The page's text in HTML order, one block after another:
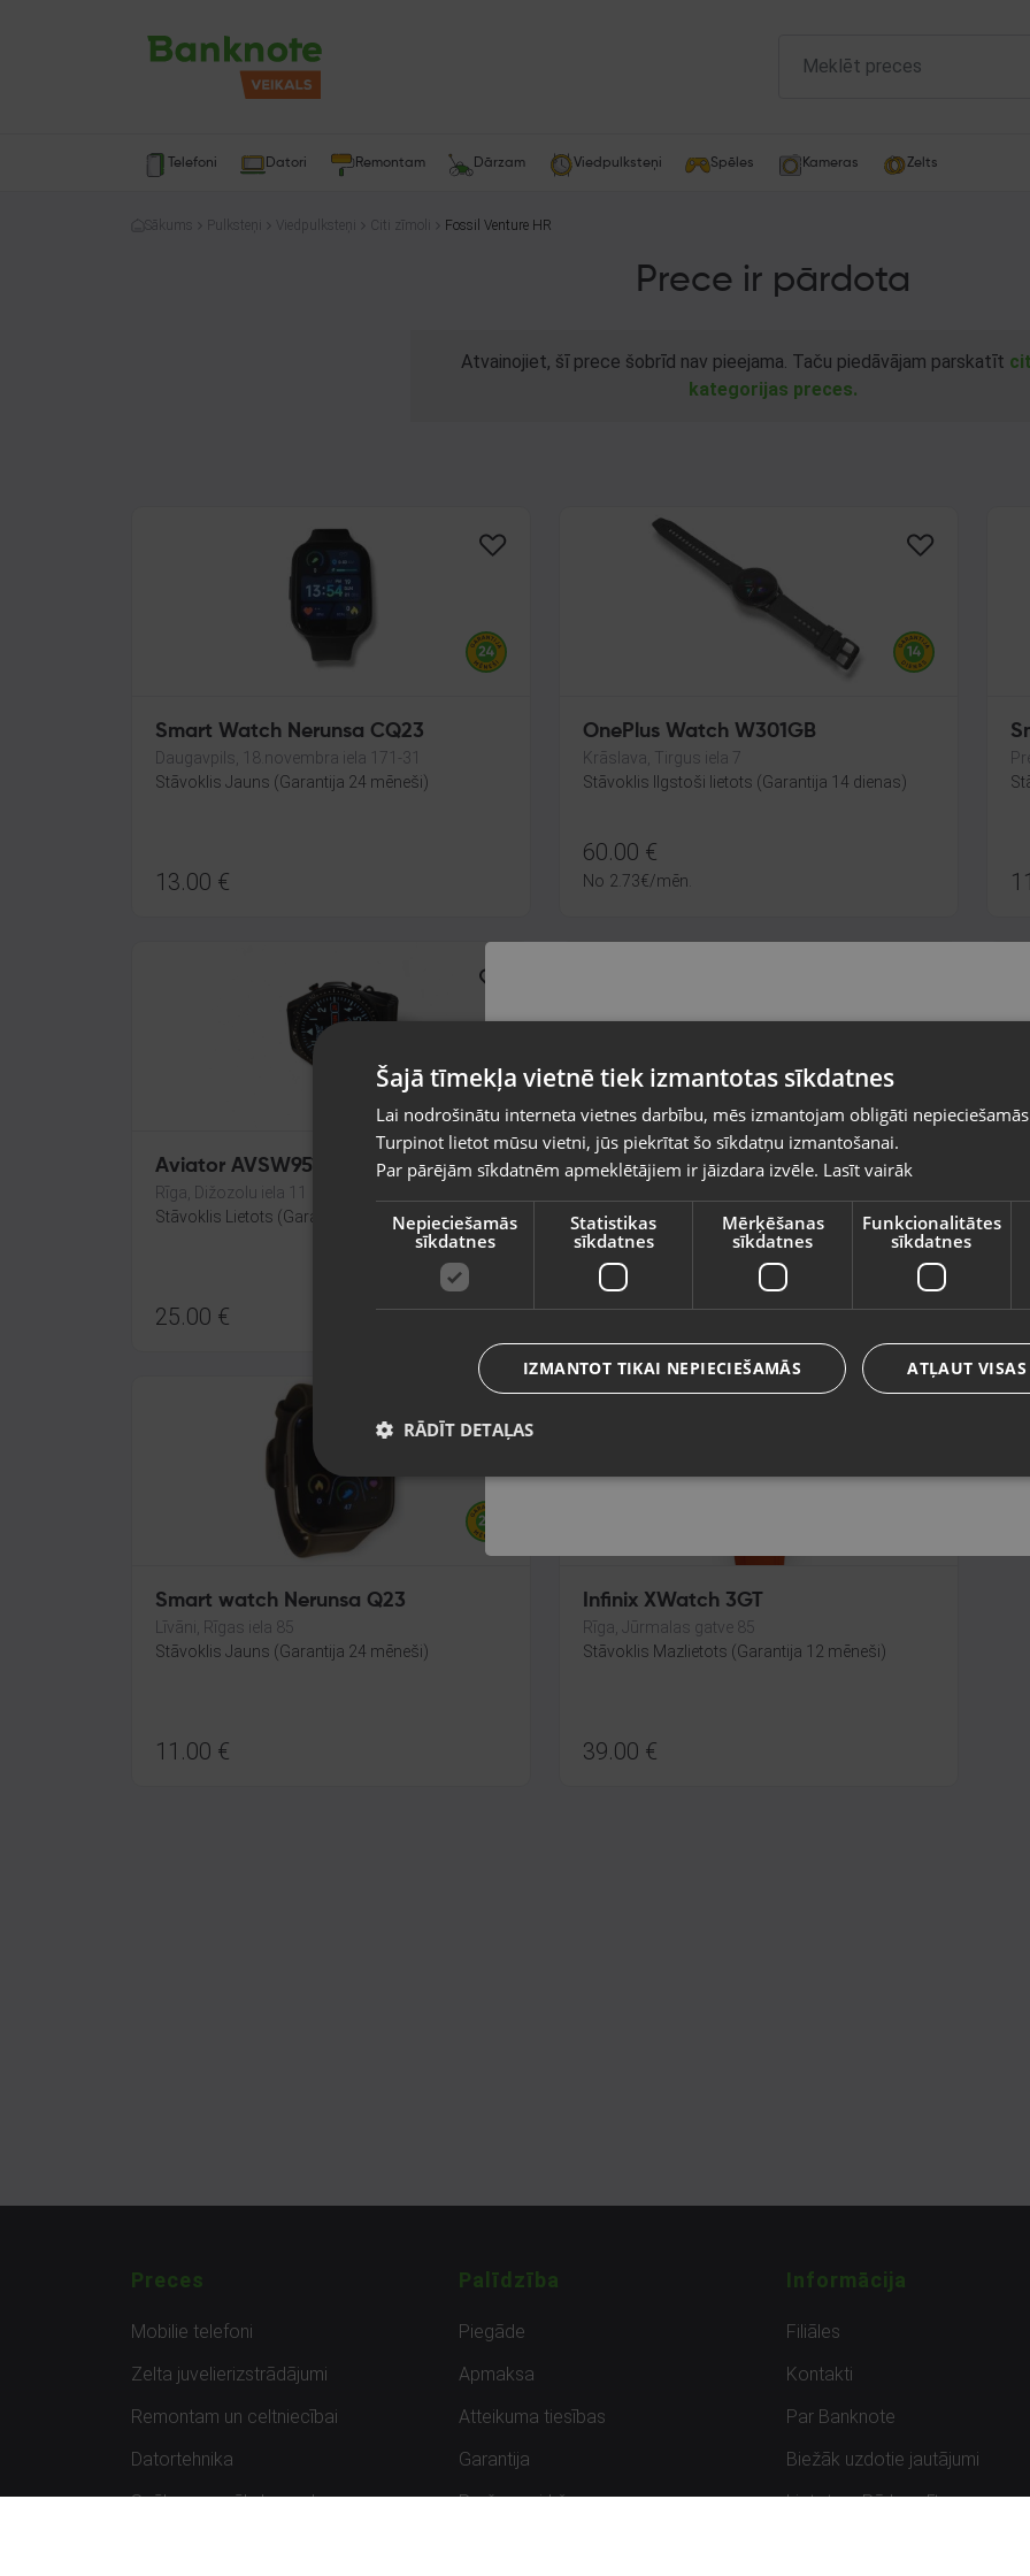
Telefoni Datori Remontam Dārzam Viedpulksteņi Spēles Kameras Zelts
Sākums Pulksteņi Viedpulksteņi Citi zīmoli Fossil Venture HR
Prece ir pārdota
Atvainojiet, šī prece šobrīd nav pieejama. Taču piedāvājam parskatīt
kategorijas preces.
Smart Watch Nerunsa CQ23
Daugavpils, 18.novembra iela 171-31
Stāvoklis Jauns (Garantija 24 mēneši)
13.00 €
OnePlus Watch W301GB
Krāslava, Tirgus iela 7
Stāvoklis Ilgstoši lietots (Garantija 14 dienas)
60.00 €
No 2.73€/mēn.
Aviator AVSW9516
Rīga, Dižozolu iela 11
Stāvoklis Lietots (Garantija 6 mēneši)
25.00 €
Nerunsa Q23
Stāvoklis Jauns (Garantija 24 mēneši)
13.00€
Smart watch Nerunsa Q23
Līvāni, Rīgas iela 85
Stāvoklis Jauns (Garantija 24 mēneši)
11.00 €
Infinix XWatch 3GT
Rīga, Jūrmalas gatve 85
Stāvoklis Mazlietots (Garantija 12 mēneši)
39.00 €
Preces
Mobilie telefoni
Zelta juvelierizstrādājumi
Remontam un celtniecībai
Datortehnika
Spēles un spēļu konsoles
Palīdzība
Piegāde
Apmaksa
Atteikuma tiesības
Garantija
Preču uzpirkšana
Informācija
Filiāles
Kontakti
Par Banknote
Biežāk uzdotie jautājumi
Lietots – Pārbaudīts
valsti
Vietnes saturs būs attēlots izvēlētajā valodā
Valsts
Valoda
Latviešu / Latvian
Šajā tīmekļa vietnē tiek izmantotas sīkdatnes
Lai nodrošinātu interneta vietnes darbību, mēs izmantojam obligāti
Turpinot lietot mūsu vietni, jūs piekrītat šo sīkdatņu izmantošanai.
Par pārējām sīkdatnēm apmeklētājiem ir jāizdara izvēle. Lasīt vairāk
Nepieciešamās
sīkdatnes
Statistikas
sīkdatnes
Mērķēšanas
sīkdatnes
Funkcionalitātes
sīkdatnes
ATĻAUT
IZMANTOT TIKAI NEPIECIEŠAMĀS
RĀDĪT DETAĻAS